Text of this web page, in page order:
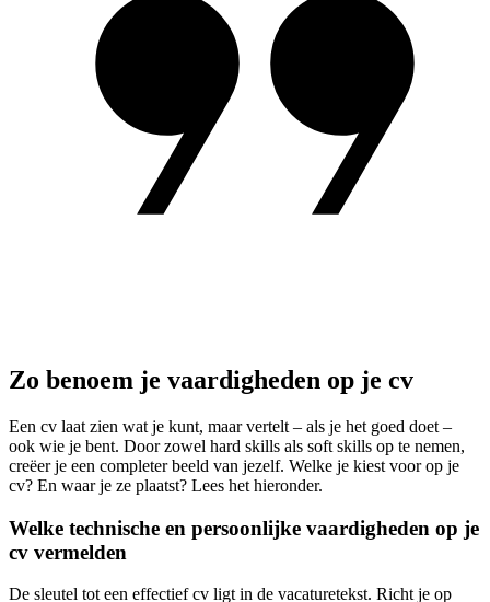
Zo benoem je vaardigheden op je cv
Een cv laat zien wat je kunt, maar vertelt – als je het goed doet –
ook wie je bent. Door zowel hard skills als soft skills op te nemen,
creëer je een completer beeld van jezelf. Welke je kiest voor op je
cv? En waar je ze plaatst? Lees het hieronder.
Welke technische en persoonlijke vaardigheden op je
cv vermelden
De sleutel tot een effectief cv ligt in de vacaturetekst. Richt je op